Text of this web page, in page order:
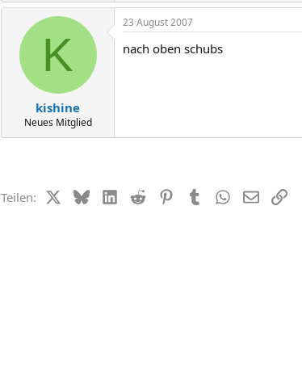
K
kishine
Neues Mitglied
23 August 2007
nach oben schubs
Teilen: X (Twitter)
BlueskyLinkedIn
Reddit PinterestTumblrWhatsApp
E-MailLink